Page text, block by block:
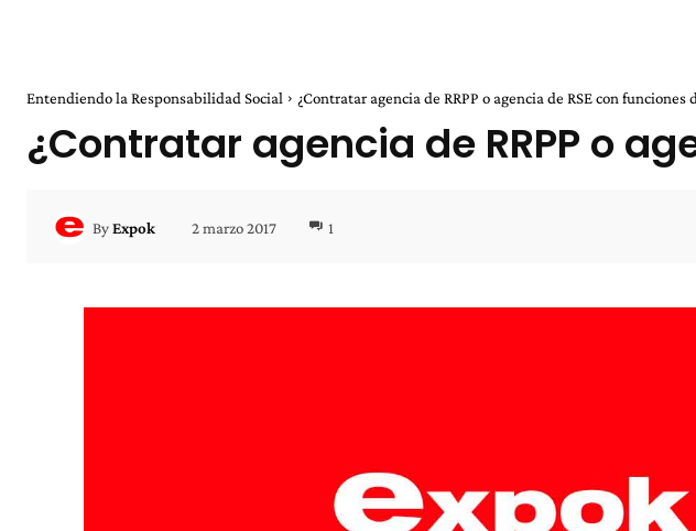
Entendiendo la Responsabilidad Social ¿Contratar agencia de RRPP o agencia de RSE con funciones
¿Contratar agencia de RRPP o
ByExpok 2 marzo 2017 1